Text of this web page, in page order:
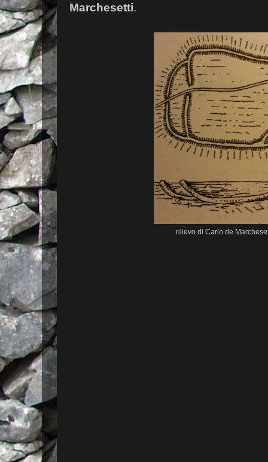
Marchesetti.
rilievo di Carlo de